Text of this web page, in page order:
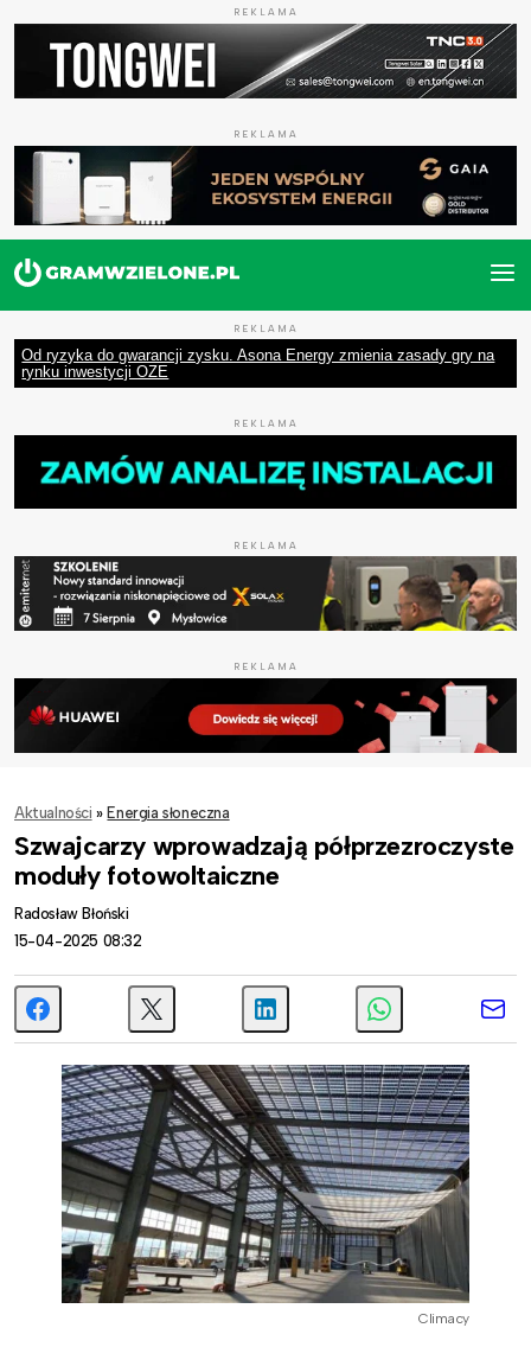
REKLAMA
REKLAMA
REKLAMA
Od ryzyka do gwarancji zysku. Asona Energy zmienia zasady gry na
rynku inwestycji OZE
REKLAMA
REKLAMA
REKLAMA
Aktualności » Energia słoneczna
Szwajcarzy wprowadzają półprzezroczyste
moduły fotowoltaiczne
Radosław Błoński
15-04-2025 08:32
Climacy